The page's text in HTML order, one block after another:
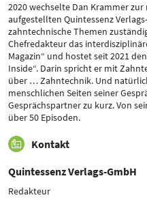
2020 wechselte Dan Krammer
aufgestellten Quintessenz
zahntechnische Themen
Chefredakteur das
Magazin“ und hostet seit 2021
Inside“. Darin spricht er mit
über … Zahntechnik. Und
menschlichen Seiten seiner
Gesprächspartner zu kurz. Von
über 50 Episoden.
Kontakt
Quintessenz Verlags-GmbH
Redakteur